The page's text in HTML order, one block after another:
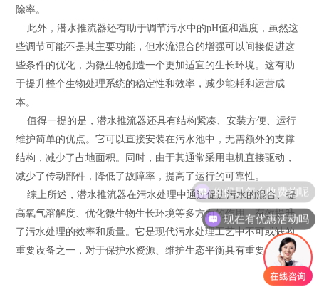
除率。
此外，潜水推流器还有助于调节污水中的pH值和温度，虽然这
些调节可能不是其主要功能，但水流混合的增强可以间接促进这
些条件的优化，为微生物创造一个更加适宜的生长环境。这有助
于提升整个生物处理系统的稳定性和效率，减少能耗和运营成
本。
值得一提的是，潜水推流器还具有结构紧凑、安装方便、运行
维护简单的优点。它可以直接安装在污水池中，无需额外的支撑
结构，减少了占地面积。同时，由于其通常采用电机直接驱动，
减少了传动部件，降低了故障率，提高了运行的可靠性。
综上所述，潜水推流器在污水处理中通过促进污水的混合、提
高氧气溶解度、优化微生物生长环境等多方面的作用，有效提升
了污水处理的效率和质量。它是现代污水处理工艺中不可或缺的
重要设备之一，对于保护水资源、维护生态平衡具有重要意义。
你们是怎么收费的呢
现在有优惠活动吗